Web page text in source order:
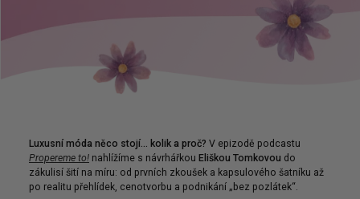
Luxusní móda něco stojí… kolik a proč? V epizodě podcastu
Propereme to! nahlížíme s návrhářkou Eliškou Tomkovou do
zákulisí šití na míru: od prvních zkoušek a kapsulového šatníku až
po realitu přehlídek, cenotvorbu a podnikání „bez pozlátek“.